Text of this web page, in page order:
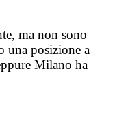
ma non sono
una posizione a
Milano ha